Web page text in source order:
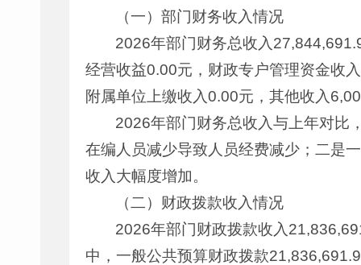
（一）部门财务收入情况
2026年部门财务总收入
经营收益0.00元，财政专户管理资金收
附属单位上缴收入0.00元，其他收入
2026年部门财务总收入与上年对比
在编人员减少导致人员经费减少；二是
收入大幅度增加。
（二）财政拨款收入情况
2026年部门财政拨款收入
中，一般公共预算财政拨款